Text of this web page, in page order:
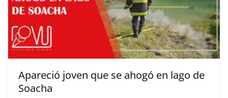
Apareció joven que se ahogó en lago de
Soacha